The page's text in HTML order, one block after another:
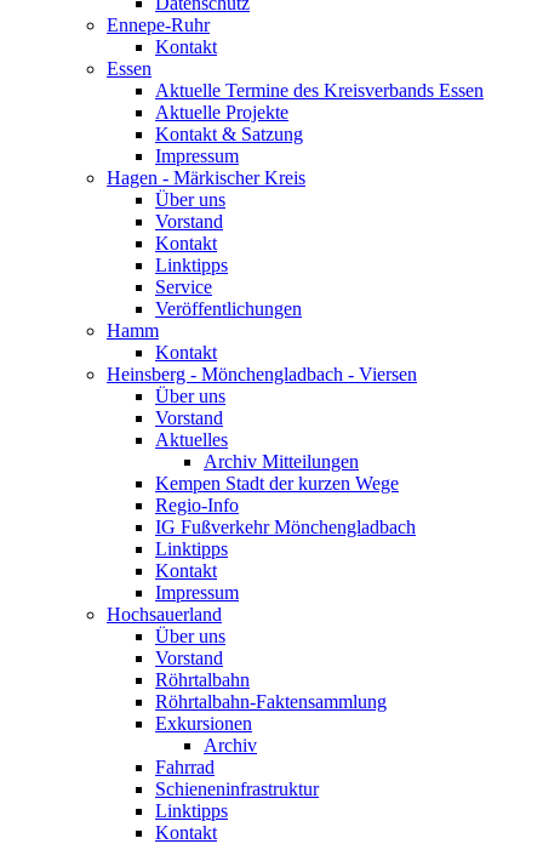
Ennepe-Ruhr
Kontakt
Essen
Aktuelle Termine des Kreisverbands Essen
Aktuelle Projekte
Kontakt & Satzung
Impressum
Hagen - Märkischer Kreis
Über uns
Vorstand
Kontakt
Linktipps
Service
Veröffentlichungen
Hamm
Kontakt
Heinsberg - Mönchengladbach - Viersen
Über uns
Vorstand
Aktuelles
Archiv Mitteilungen
Kempen Stadt der kurzen Wege
Regio-Info
IG Fußverkehr Mönchengladbach
Linktipps
Kontakt
Impressum
Hochsauerland
Über uns
Vorstand
Röhrtalbahn
Röhrtalbahn-Faktensammlung
Exkursionen
Archiv
Fahrrad
Schieneninfrastruktur
Linktipps
Kontakt